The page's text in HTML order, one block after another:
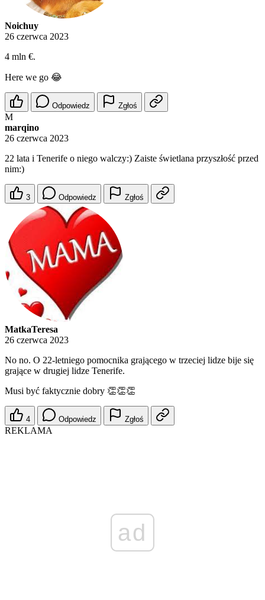
Noichuy
26 czerwca 2023
4 mln €.
Here we go 😂
Odpowiedz Zgłoś
M
marqino
26 czerwca 2023
22 lata i Tenerife o niego walczy:) Zaiste świetlana przyszłość przed
nim:)
3 Odpowiedz Zgłoś
MatkaTeresa
26 czerwca 2023
No no. O 22-letniego pomocnika grającego w trzeciej lidze bije się
grające w drugiej lidze Tenerife.
Musi być faktycznie dobry 👏👏👏
4 Odpowiedz Zgłoś
REKLAMA
ad